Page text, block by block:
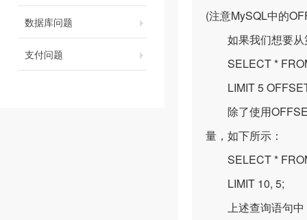
数据库问题
支付问题
(注意MySQL中的
如果我们想要从
SELECT *
LIMIT 5
除了使用
量，如下所示：
SELECT *
LIMIT 10, 5;
上述查询语句中